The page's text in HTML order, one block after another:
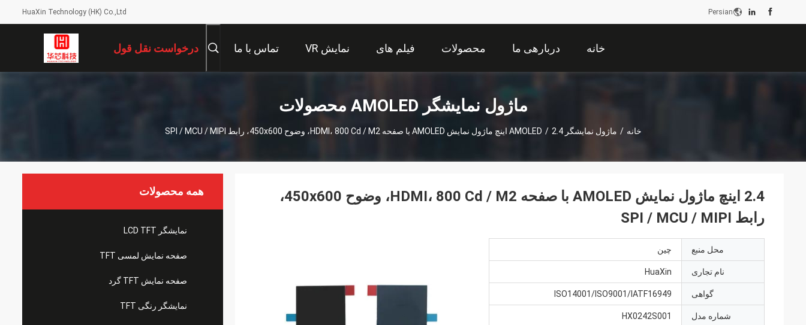
HuaXin Technology (HK) Co.,Ltd Persian
خانه دربارهی ما محصولات فیلم های نمایش VR تماس با ما درخواست نقل قول
ماژول نمایشگر AMOLED محصولات
خانه / ماژول نمایشگر AMOLED / 2.4 اینچ ماژول نمایش AMOLED با صفحه HDMI، 800 Cd / M2، وضوح 450x600، رابط SPI / MCU / MIPI
همه محصولات
نمایشگر LCD TFT
صفحه نمایش لمسی TFT
صفحه نمایش TFT گرد
نمایشگر رنگی TFT
2.4 اینچ ماژول نمایش AMOLED با صفحه HDMI، 800 Cd / M2، وضوح 450x600،
رابط SPI / MCU / MIPI
محل منبع چین
نام تجاری HuaXin
گواهی ISO14001/ISO9001/IATF16949
شماره مدل HX0242S001